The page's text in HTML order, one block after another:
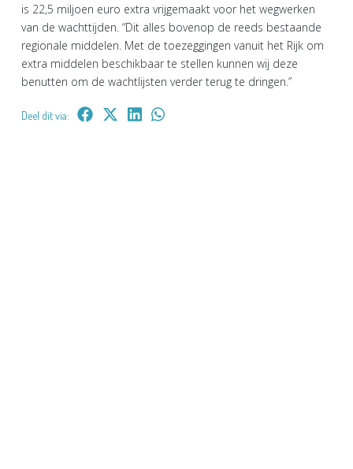
is 22,5 miljoen euro extra vrijgemaakt voor het wegwerken
van de wachttijden. “Dit alles bovenop de reeds bestaande
regionale middelen. Met de toezeggingen vanuit het Rijk om
extra middelen beschikbaar te stellen kunnen wij deze
benutten om de wachtlijsten verder terug te dringen.”
Deel dit via: